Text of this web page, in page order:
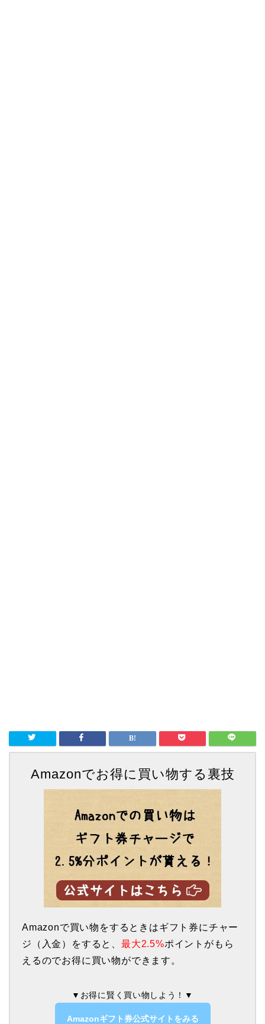
Amazonでお得に買い物する裏技
Amazonで買い物をするときはギフト券にチャー
ジ（入金）をすると、 最大2.5%ポイントがもら
えるのでお得に買い物ができます。
▼お得に賢く買い物しよう！▼
Amazonギフト券公式サイトをみる